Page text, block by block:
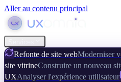
Aller au contenu principal
Refonte de site webModerniser
site vitrineConstruire un nouveau
UXAnalyser l'expérience utilisateur